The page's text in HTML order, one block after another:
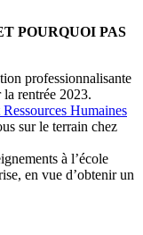
POURQUOI PAS
professionnalisante
rentrée 2023.
Humaines
sur le terrain chez
à l’école
en vue d’obtenir un